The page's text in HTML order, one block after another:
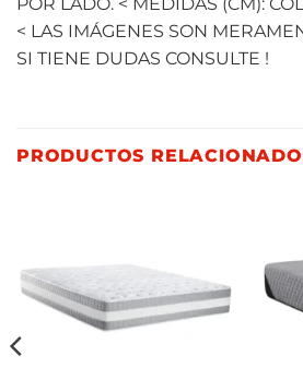
POR LADO. < MEDIDAS (CM):
< LAS IMÁGENES SON
SI TIENE DUDAS CONSULTE !
PRODUCTOS